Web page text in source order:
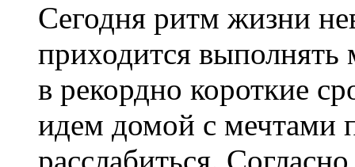
Сегодня ритм жизни
приходится выполнять
в рекордно короткие
идем домой с мечтами